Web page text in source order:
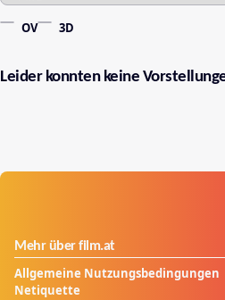
OV 3D
Leider konnten keine
Mehr über film.at
Allgemeine Nutzungsbedingungen
Netiquette